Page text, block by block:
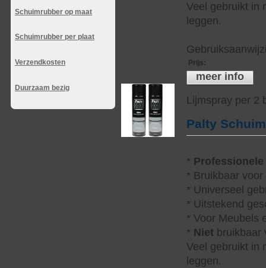
Schuimrubber op maat
Schuimrubber per plaat
Verzendkosten
Duurzaam bezig
Veel gebruikt in
leggen.
Prijs:
meer info
Lijmspray per 2
Palty
* Professionele
* Bruikbaar
* Universeel
* Uitstekend
* Voor Meubels
* Niet bruikbaar
Veel gebruikt in
leggen.